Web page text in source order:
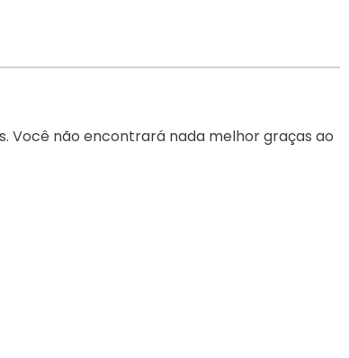
Você não encontrará nada melhor graças ao